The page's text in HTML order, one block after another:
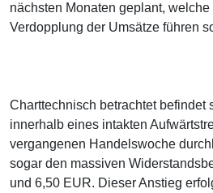
nächsten Monaten geplant,
Verdopplung der Umsätze führen
Charttechnisch betrachtet befindet
innerhalb eines intakten
vergangenen Handelswoche
sogar den massiven
und 6,50 EUR. Dieser Anstieg